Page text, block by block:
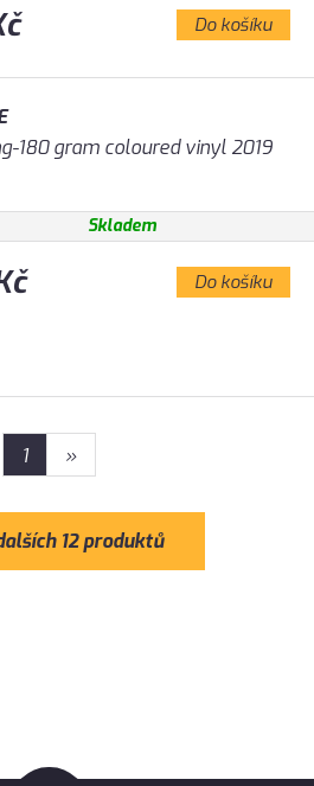
Do košíku
180 gram coloured vinyl 2019
Skladem
Do košíku
1 »
12 produktů